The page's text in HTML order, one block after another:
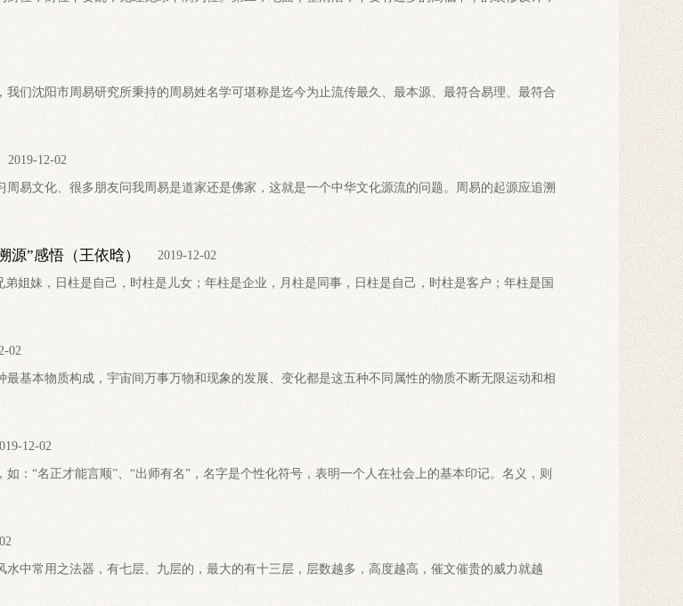
们沈阳市周易研究所秉持的周易姓名学可堪称是迄今为止流传最久、最本源、最符合易理、最符合
2019-12-02
文化、很多朋友问我周易是道家还是佛家，这就是一个中华文化源流的问题。周易的起源应追溯
”感悟（王依晗） 2019-12-02
姐妹，日柱是自己，时柱是儿女；年柱是企业，月柱是同事，日柱是自己，时柱是客户；年柱是国
02
本物质构成，宇宙间万事万物和现象的发展、变化都是这五种不同属性的物质不断无限运动和相
12-02
“名正才能言顺”、“出师有名”，名字是个性化符号，表明一个人在社会上的基本印记。名义，则
常用之法器，有七层、九层的，最大的有十三层，层数越多，高度越高，催文催贵的威力就越